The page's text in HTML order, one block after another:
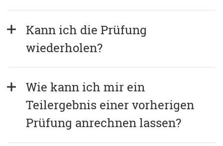
Kann ich die Prüfung
wiederholen?
Wie kann ich mir ein
Teilergebnis einer vorherigen
Prüfung anrechnen lassen?